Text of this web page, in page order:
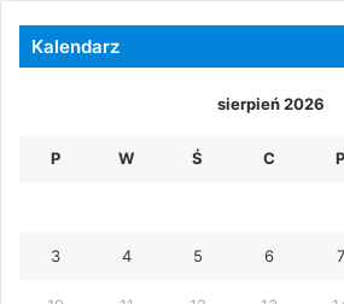
Kalendarz
sierpień 2026
P W Ś C P
3 4 5 6 7